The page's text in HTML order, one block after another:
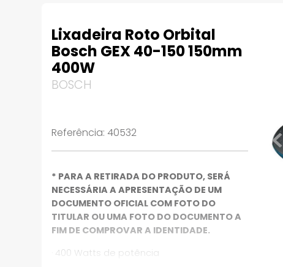
Lixadeira Roto Orbital
Bosch GEX 40-150 150mm
400W
BOSCH
Referência: 40532
* PARA A RETIRADA DO PRODUTO, SERÁ
NECESSÁRIA A APRESENTAÇÃO DE UM
DOCUMENTO OFICIAL COM FOTO DO
TITULAR OU UMA FOTO DO DOCUMENTO A
FIM DE COMPROVAR A IDENTIDADE.
· 400 Watts de potência